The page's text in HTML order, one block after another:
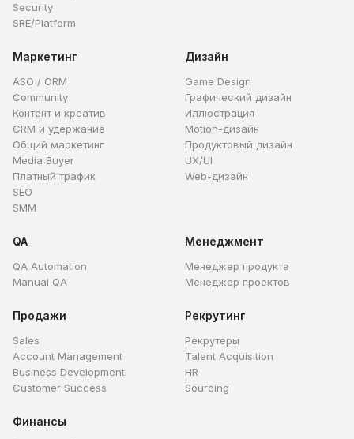
Security
SRE/Platform
Маркетинг
ASO / ORM
Community
Контент и креатив
CRM и удержание
Общий маркетинг
Media Buyer
Платный трафик
SEO
SMM
Дизайн
Game Design
Графический дизайн
Иллюстрация
Motion-дизайн
Продуктовый дизайн
UX/UI
Web-дизайн
QA
QA Automation
Manual QA
Менеджмент
Менеджер продукта
Менеджер проектов
Продажи
Sales
Account Management
Business Development
Customer Success
Рекрутинг
Рекрутеры
Talent Acquisition
HR
Sourcing
Финансы